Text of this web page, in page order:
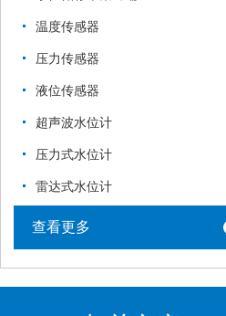
温度传感器
压力传感器
液位传感器
超声波水位计
压力式水位计
雷达式水位计
查看更多